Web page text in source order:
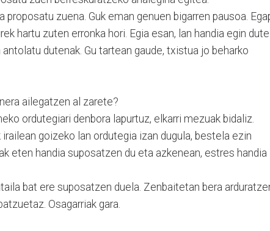
proposatu zuena. Guk eman genuen bigarren pausoa.
hartu zuten erronka hori. Egia esan, lan handia egin
dutenak. Gu tartean gaude, txistua jo beharko
ailegatzen al zarete?
ordutegiari denbora lapurtuz, elkarri mezuak bidaliz.
goizeko lan ordutegia izan dugula, bestela ezin
eten handia suposatzen du eta azkenean, estres handia
bat ere suposatzen duela. Zenbaitetan bera
Osagarriak gara.